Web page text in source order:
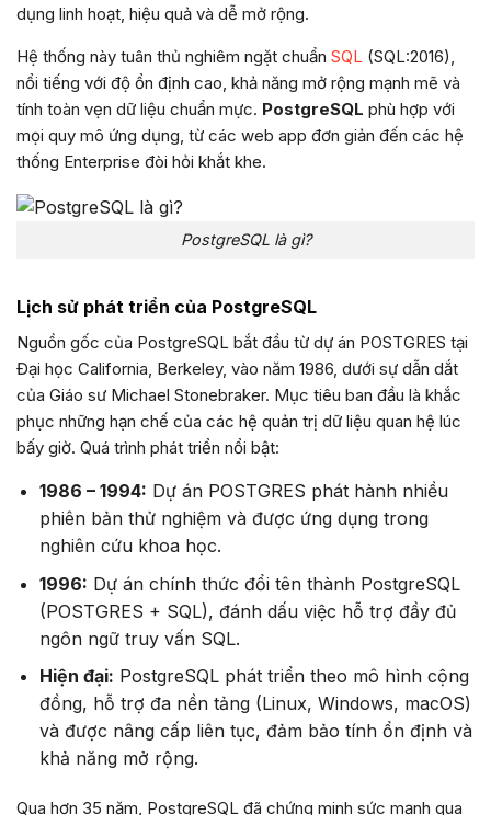
dụng linh hoạt, hiệu quả và dễ mở rộng.
Hệ thống này tuân thủ nghiêm ngặt chuẩn SQL (SQL:2016),
nổi tiếng với độ ổn định cao, khả năng mở rộng mạnh mẽ và
tính toàn vẹn dữ liệu chuẩn mực. PostgreSQL phù hợp với
mọi quy mô ứng dụng, từ các web app đơn giản đến các hệ
thống Enterprise đòi hỏi khắt khe.
PostgreSQL là gì?
Lịch sử phát triển của PostgreSQL
Nguồn gốc của PostgreSQL bắt đầu từ dự án POSTGRES tại
Đại học California, Berkeley, vào năm 1986, dưới sự dẫn dắt
của Giáo sư Michael Stonebraker. Mục tiêu ban đầu là khắc
phục những hạn chế của các hệ quản trị dữ liệu quan hệ lúc
bấy giờ. Quá trình phát triển nổi bật:
1986 – 1994: Dự án POSTGRES phát hành nhiều
phiên bản thử nghiệm và được ứng dụng trong
nghiên cứu khoa học.
1996: Dự án chính thức đổi tên thành PostgreSQL
(POSTGRES + SQL), đánh dấu việc hỗ trợ đầy đủ
ngôn ngữ truy vấn SQL.
Hiện đại: PostgreSQL phát triển theo mô hình cộng
đồng, hỗ trợ đa nền tảng (Linux, Windows, macOS)
và được nâng cấp liên tục, đảm bảo tính ổn định và
khả năng mở rộng.
Qua hơn 35 năm, PostgreSQL đã chứng minh sức mạnh qua